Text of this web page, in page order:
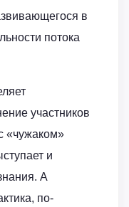
в
потока
участников
«чужаком»
и
А
по-